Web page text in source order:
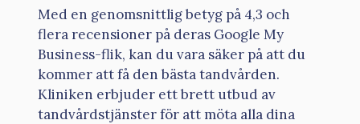
Med en genomsnittlig betyg på 4,3 och
flera recensioner på deras Google My
Business-flik, kan du vara säker på att du
kommer att få den bästa tandvården.
Kliniken erbjuder ett brett utbud av
tandvårdstjänster för att möta alla dina